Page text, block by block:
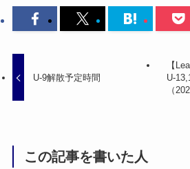
U-9解散予定時間
【
U-
（
この記事を書いた人